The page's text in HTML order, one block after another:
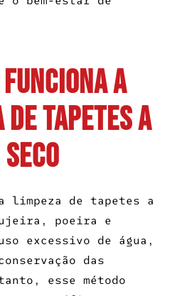
funciona a
de tapetes a
seco
limpeza de tapetes a
poeira e
excessivo de água,
das
esse método